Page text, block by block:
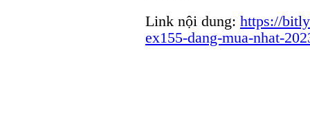
Link nội dung: https://
ex155-dang-mua-nhat-